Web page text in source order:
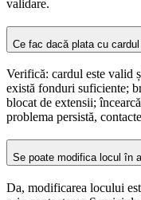
validare.
Ce fac dacă plata cu
Verifică: cardul este valid
există fonduri suficiente;
blocat de extensii;
problema persistă,
Se poate modifica locul în
Da, modificarea locului